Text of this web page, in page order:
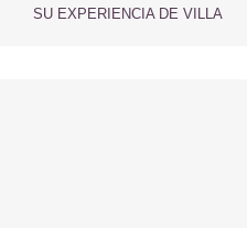
SU EXPERIENCIA DE VILLA